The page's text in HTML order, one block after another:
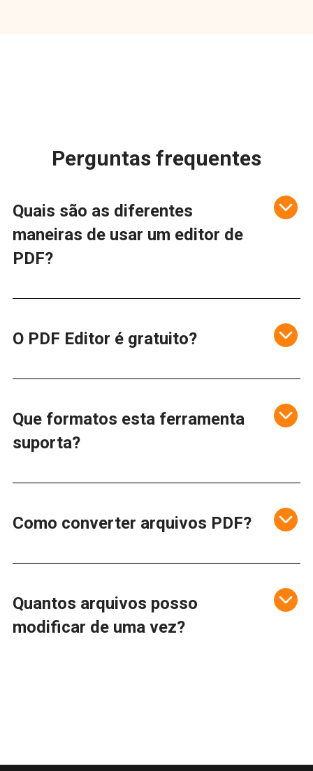
Perguntas frequentes
Quais são as diferentes
maneiras de usar um editor de
PDF?
O PDF Editor é gratuito?
Que formatos esta ferramenta
suporta?
Como converter arquivos PDF?
Quantos arquivos posso
modificar de uma vez?